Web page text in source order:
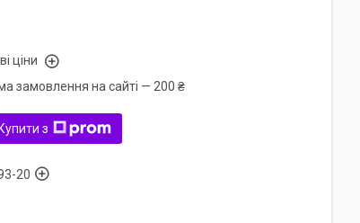
ціни
замовлення на сайті — 200 ₴
Купити з
20